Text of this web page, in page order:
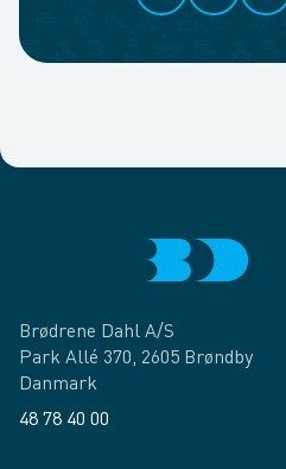
Brødrene Dahl A/S
Park Allé 370, 2605 Brøndby
Danmark
48 78 40 00